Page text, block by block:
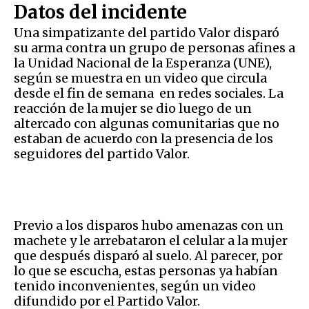
Datos del incidente
Una simpatizante del partido Valor disparó
su arma contra un grupo de personas afines a
la Unidad Nacional de la Esperanza (UNE),
según se muestra en un video que circula
desde el fin de semana en redes sociales. La
reacción de la mujer se dio luego de un
altercado con algunas comunitarias que no
estaban de acuerdo con la presencia de los
seguidores del partido Valor.
Previo a los disparos hubo amenazas con un
machete y le arrebataron el celular a la mujer
que después disparó al suelo. Al parecer, por
lo que se escucha, estas personas ya habían
tenido inconvenientes, según un video
difundido por el Partido Valor.